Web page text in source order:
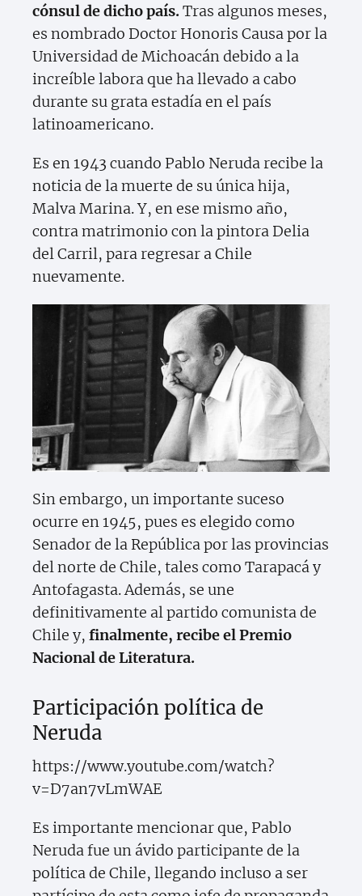
cónsul de dicho país.Tras algunos meses,
es nombrado Doctor Honoris Causa por la
Universidad de Michoacán debido a la
increíble labora que ha llevado a cabo
durante su grata estadía en el país
latinoamericano.
Es en 1943 cuando Pablo Neruda recibe la
noticia de la muerte de su única hija,
Malva Marina. Y, en ese mismo año,
contra matrimonio con la pintora Delia
del Carril, para regresar a Chile
nuevamente.
Sin embargo, un importante suceso
ocurre en 1945, pues es elegido como
Senador de la República por las provincias
del norte de Chile, tales como Tarapacá y
Antofagasta. Además, se une
definitivamente al partido comunista de
Chile y, finalmente, recibe el Premio
Nacional de Literatura.
Participación política de
Neruda
https://www.youtube.com/watch?
v=D7an7vLmWAE
Es importante mencionar que, Pablo
Neruda fue un ávido participante de la
política de Chile, llegando incluso a ser